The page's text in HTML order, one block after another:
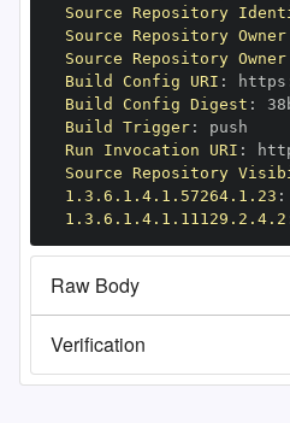
Source Repository
Source Repository Owner
Source Repository
Build Config URI : https
Build Config Digest :
Build Trigger:
Run Invocation URI :
Source Repository
1.3.6.1.4.1.57264.1.23 :
1.3.6.1.4.1.11129.2.4.2
Raw Body
Verification